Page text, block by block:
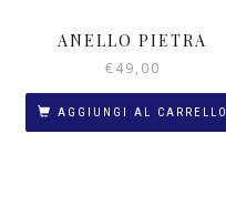
ANELLO PIETRA
€49,00
AGGIUNGI AL CARRELLO